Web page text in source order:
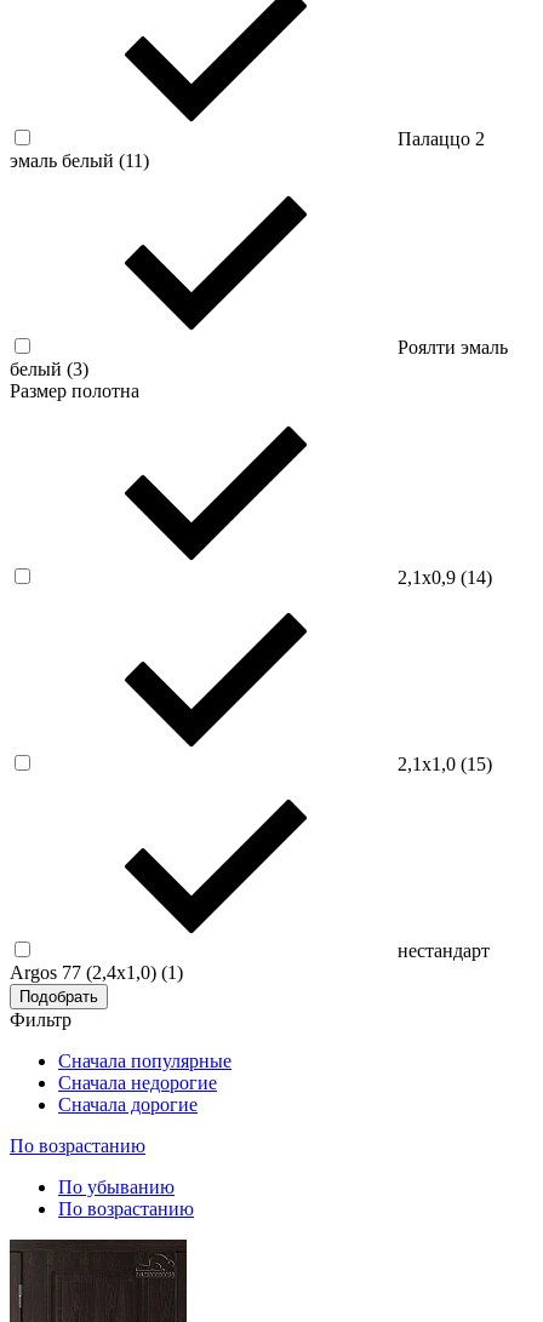
Палаццо 2
эмаль белый (11)
Роялти эмаль
белый (3)
Размер полотна
2,1х0,9 (14)
2,1х1,0 (15)
нестандарт
Argos 77 (2,4х1,0) (1)
Подобрать
Фильтр
Cначала популярные
Сначала недорогие
Cначала дорогие
По возрастанию
По убыванию
По возрастанию